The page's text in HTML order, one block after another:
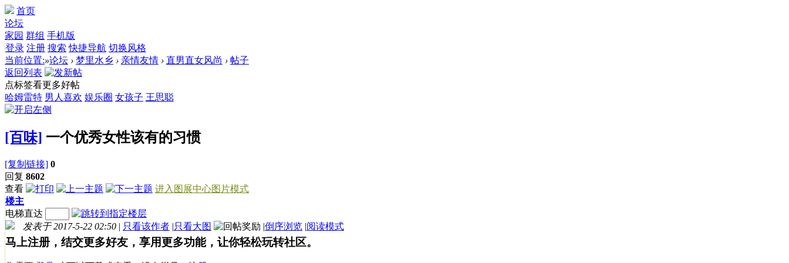
首页
论坛
家园 群组 手机版
登录 注册 搜索 快捷导航 切换风格
当前位置:»论坛 › 梦里水乡 › 亲情友情 › 直男直女风尚 › 帖子
返回列表
点标签看更多好帖
哈姆雷特 男人喜欢 娱乐圈 女孩子 王思聪
[百味] 一个优秀女性该有的习惯
[复制链接] 0
回复 8602
查看
进入图展中心图片模式
楼主
电梯直达
发表于 2017-5-22 02:50 | 只看该作者 |只看大图 |倒序浏览 |阅读模式
马上注册，结交更多好友，享用更多功能，让你轻松玩转社区。